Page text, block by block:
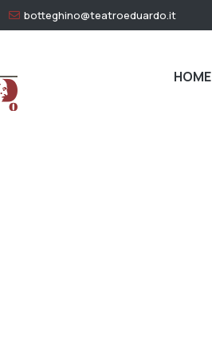
botteghino@teatroeduardo.it
HOME